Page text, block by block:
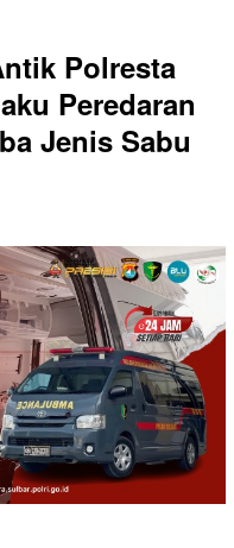
Polresta
Peredaran
Jenis Sabu